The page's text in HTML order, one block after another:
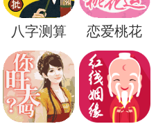
治的符号。因此，梦
人对权力和控制的渴
梦是一种古老的传统
可能会因时代和文化
八字测算 恋爱桃花